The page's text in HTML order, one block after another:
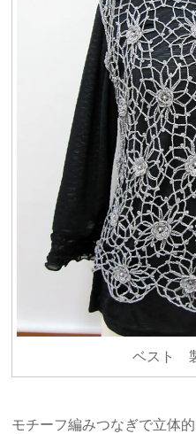
ベスト
モチーフ編みつなぎで立体